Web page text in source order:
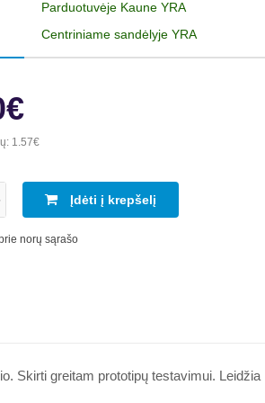
Parduotuvėje Kaune YRA
Centriniame sandėlyje YRA
1.57€
Įdėti į krepšelį
norų sąrašo
Skirti greitam prototipų testavimui. Leidžia